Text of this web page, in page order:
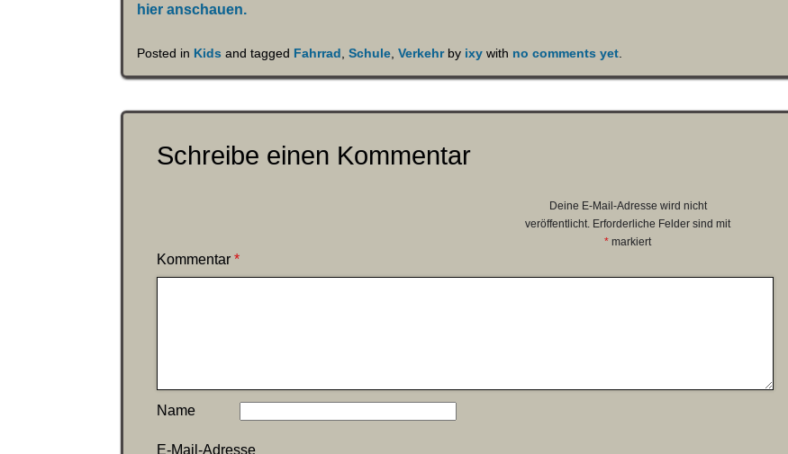
hier anschauen.
Posted in Kids and tagged Fahrrad ,Schule ,Verkehrby ixy with no comments yet
Schreibe einen Kommentar
Deine E-Mail-Adresse wird nicht
veröffentlicht. Erforderliche Felder sind mit
* markiert
Kommentar*
Name
E-Mail-Adresse